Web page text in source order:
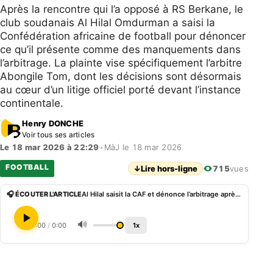
Après la rencontre qui l’a opposé à RS Berkane, le
club soudanais Al Hilal Omdurman a saisi la
Confédération africaine de football pour dénoncer
ce qu’il présente comme des manquements dans
l’arbitrage. La plainte vise spécifiquement l’arbitre
Abongile Tom, dont les décisions sont désormais
au cœur d’un litige officiel porté devant l’instance
continentale.
Henry DONCHE
Voir tous ses articles
Le 18 mar 2026 à 22:29• MàJ le 18 mar 2026
FOOTBALL ↓Lire hors-ligne 715vues
🎧 ÉCOUTER L'ARTICLE Al Hilal saisit la CAF et dénonce l’arbitrage après son match de football contre la RS Berkane
0:00 / 0:00 🔊 1x